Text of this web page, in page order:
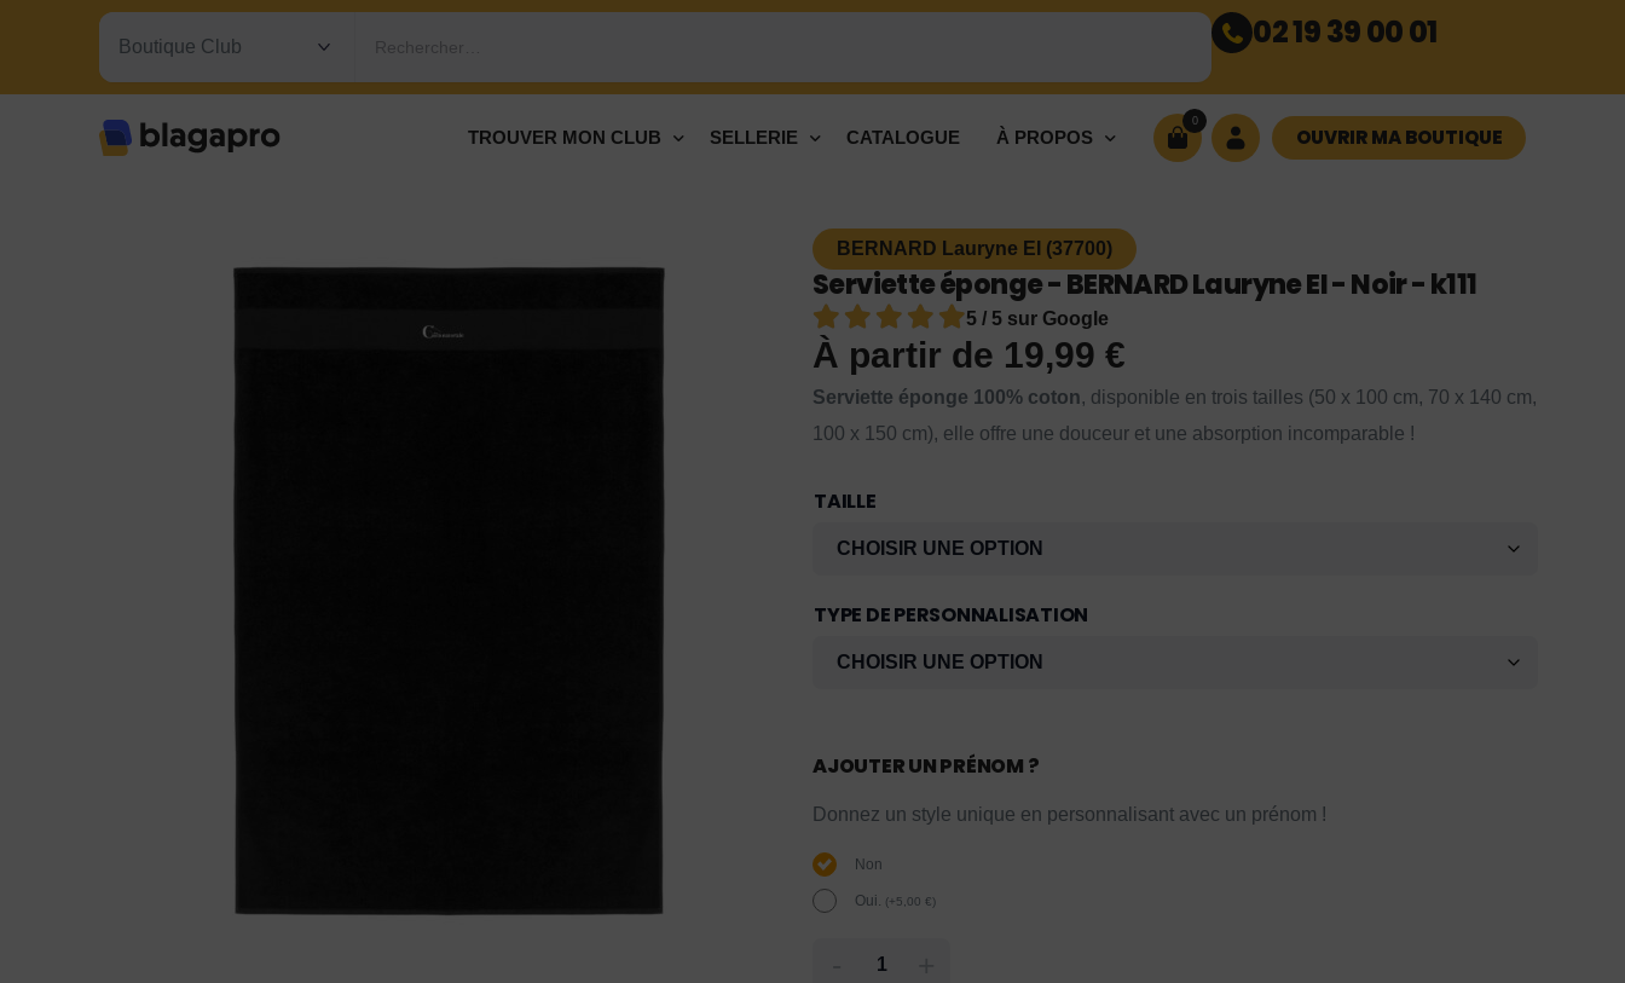
Rechercher… 02 19 39 00 01
TROUVER MON CLUB SELLERIE CATALOGUE À PROPOS
0
OUVRIR MA BOUTIQUE
BERNARD Lauryne EI (37700)
Serviette éponge - BERNARD Lauryne EI - Noir - k111
5 / 5 sur Google
À partir de 19,99 €
Serviette éponge 100% coton, disponible en trois tailles (50 x 100 cm, 70 x 140 cm,
100 x 150 cm), elle offre une douceur et une absorption incomparable !
TAILLE
TYPE DE PERSONNALISATION
AJOUTER UN PRÉNOM ?
Donnez un style unique en personnalisant avec un prénom !
Non
Oui. (+5,00 €)